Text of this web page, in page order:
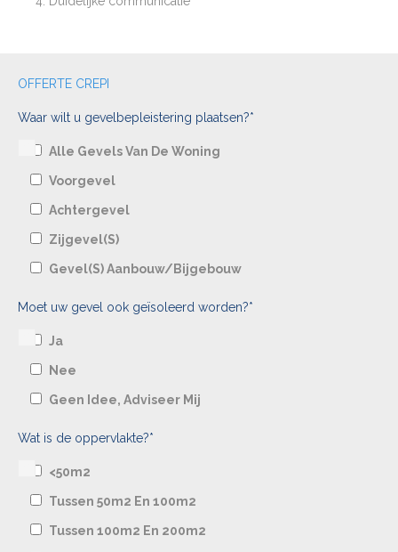
OFFERTE CREPI
Waar wilt u gevelbepleistering plaatsen?*
Alle Gevels Van De Woning
Voorgevel
Achtergevel
Zijgevel(s)
Gevel(s) Aanbouw/bijgebouw
Moet uw gevel ook geïsoleerd worden?*
Ja
Nee
Geen Idee, Adviseer Mij
Wat is de oppervlakte?*
<50m2
Tussen 50m2 En 100m2
Tussen 100m2 En 200m2